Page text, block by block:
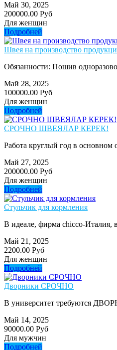
Май 30, 2025
200000.00 Руб
Для женщин
Подробней
Швея на производство
Обязанности: Пошив
Май 28, 2025
100000.00 Руб
Для женщин
Подробней
СРОЧНО ШВЕЯЛАР КЕРЕК!
Работа круглый год в основном
Май 27, 2025
200000.00 Руб
Для женщин
Подробней
Стульчик для кормления
В идеале, фирма chicco-Италия,
Май 21, 2025
2200.00 Руб
Для женщин
Подробней
Дворники СРОЧНО
В университет требуются
Май 14, 2025
90000.00 Руб
Для мужчин
Подробней